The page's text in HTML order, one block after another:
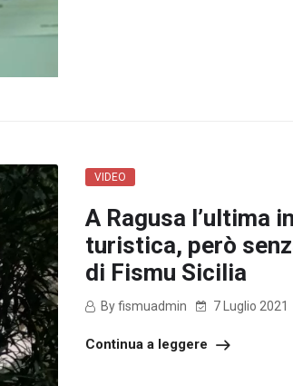
VIDEO
A Ragusa l’ultima
turistica, però
di Fismu Sicilia
By fismuadmin 7 Luglio 2021
Continua a leggere